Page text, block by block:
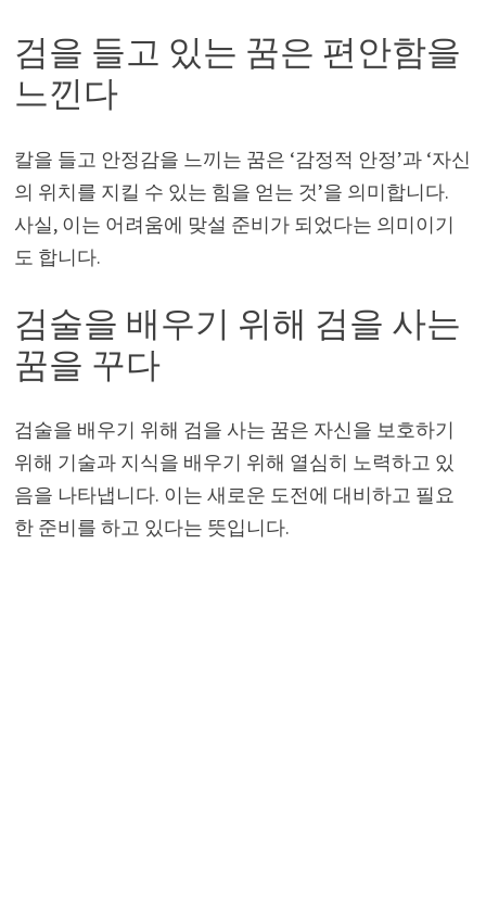
검을 들고 있는 꿈은 편안함을
느낀다
칼을 들고 안정감을 느끼는 꿈은 ‘감정적 안정’과 ‘자신
의 위치를 지킬 수 있는 힘을 얻는 것’을 의미합니다.
사실, 이는 어려움에 맞설 준비가 되었다는 의미이기
도 합니다.
검술을 배우기 위해 검을 사는
꿈을 꾸다
검술을 배우기 위해 검을 사는 꿈은 자신을 보호하기
위해 기술과 지식을 배우기 위해 열심히 노력하고 있
음을 나타냅니다. 이는 새로운 도전에 대비하고 필요
한 준비를 하고 있다는 뜻입니다.